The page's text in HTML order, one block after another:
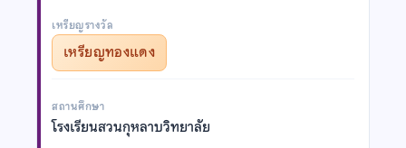
เหรียญรางวัล
เหรียญทองแดง
สถานศึกษา
โรงเรียนสวนกุหลาบวิทยาลัย